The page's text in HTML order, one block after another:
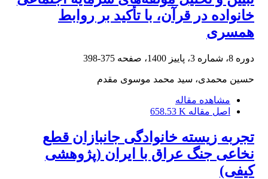
خانواده در قرآن، با تأکید بر روابط
همسری
دوره 8، شماره 3، پاییز 1400، صفحه 375-398
حسین محمدی، سید محمد موسوی مقدم
مشاهده مقاله
اصل مقاله 658.53 K
تجربه زیسته خانوادگی جانبازان قطع
نخاعی جنگ عراق با ایران (پژوهشی
کیفی)